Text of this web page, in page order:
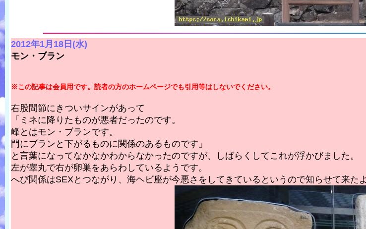
2012年1月18日(水)
モン・ブラン
※この記事は会員用です。読者の方のホームページでも引用等はしないでください。
右股間節にきついサインがあって
「ミネに降りたものが悪者だったのです。
峰とはモン・ブランです。
門にブランと下がるものに関係のあるものです」
と言葉になってなかなかわからなかったのですが、しばらくしてこれが浮かびました。
左が睾丸で右が卵巣をあらわしているようです。
へび関係はSEXとつながり、海ヘビ座が今悪さをしてきているというので知らせて来たよ